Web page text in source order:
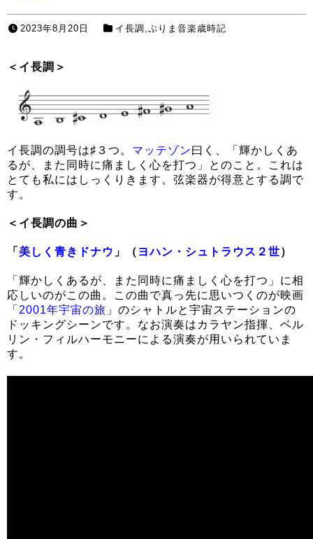
2023年8月20日 イ長調 ,ぷりま音楽歳時記
＜イ長調＞
イ長調の調号は♯３つ。 マッテゾン曰く、「輝かしくあ
るが、また同時に痛ましく心を打つ」とのこと。これは
とても私にはしっくりきます。弦楽器が得意とする調で
す。
＜イ長調の曲＞
「 美しく青きドナウ 」（ ヨハン・シュトラウス２世）
「輝かしくあるが、また同時に痛ましく心を打つ」に相
応しいのがこの曲。この曲で真っ先に思いつくのが映画
「 2001年宇宙の旅 」のシャトルと宇宙ステーションの
ドッキングシーンです。なお演奏はカラヤン指揮、ベル
リン・フィルハーモニーによる演奏が用いられていま
す。